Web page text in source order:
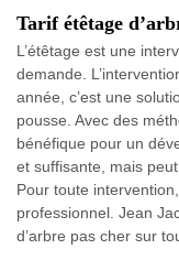
Tarif étêtage
L’étêtage est une
demande.
année, c’est une
pousse. Avec des
bénéfique pour un
et suffisante, mais
Pour toute
professionnel. Jean
d’arbre pas cher sur